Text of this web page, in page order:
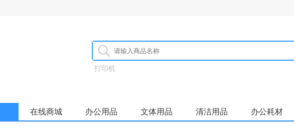
打印机
在线商城 办公用品 文体用品 清洁用品 办公耗材